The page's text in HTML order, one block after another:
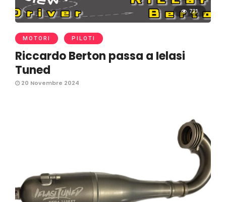
721
MOTORI PILOTI
Riccardo Berton passa a Ielasi
Tuned
20 Novembre 2024